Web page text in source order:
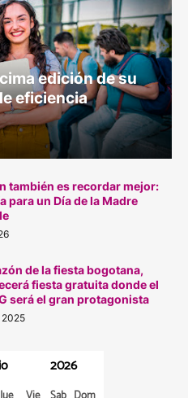
edición de su
eficiencia
también es recordar mejor:
para un Día de la Madre
de la fiesta bogotana,
fiesta gratuita donde el
será el gran protagonista
2025
2026